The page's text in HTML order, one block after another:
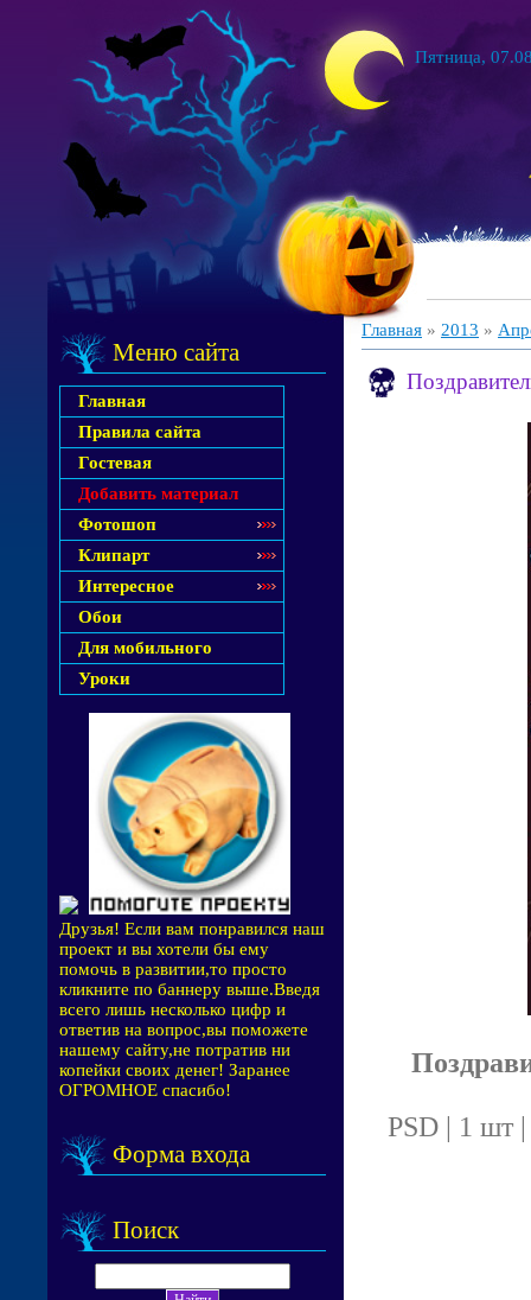
Пятница,
Меню сайта
Главная
Правила сайта
Гостевая
Добавить материал
Фотошоп
Клипарт
Интересное
Обои
Для мобильного
Уроки
Друзья! Если вам понравился наш
проект и вы хотели бы ему
помочь в развитии,то просто
кликните по баннеру выше.Введя
всего лишь несколько цифр и
ответив на вопрос,вы поможете
нашему сайту,не потратив ни
копейки своих денег! Заранее
ОГРОМНОЕ спасибо!
Форма входа
Поиск
Главная » 2013 »
PSD | 1 шт